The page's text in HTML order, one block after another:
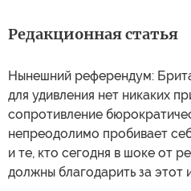
Редакционная статья
Нынешний референдум:
для удивления нет никаких
сопротивление
непреодолимо пробивает
и те, кто сегодня в шоке от
должны благодарить за этот